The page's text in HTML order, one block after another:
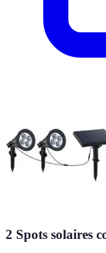
2 Spots solaires